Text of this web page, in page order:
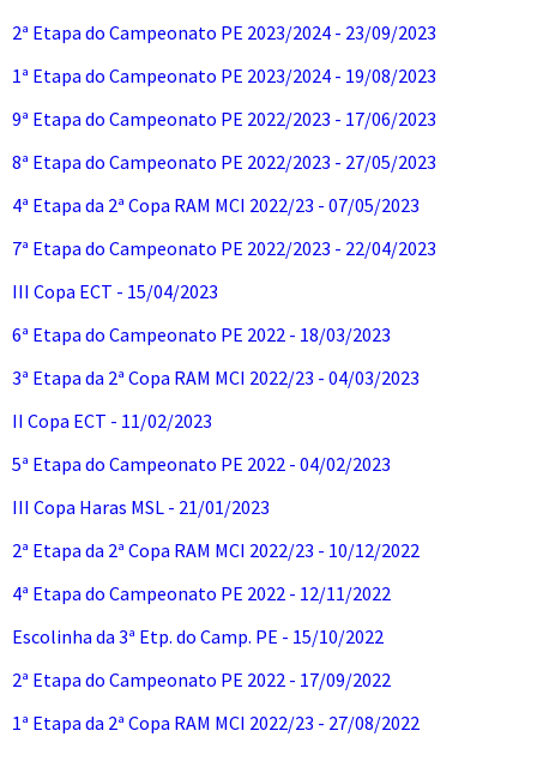
2ª Etapa do Campeonato PE 2023/2024 - 23/09/2023
1ª Etapa do Campeonato PE 2023/2024 - 19/08/2023
9ª Etapa do Campeonato PE 2022/2023 - 17/06/2023
8ª Etapa do Campeonato PE 2022/2023 - 27/05/2023
4ª Etapa da 2ª Copa RAM MCI 2022/23 - 07/05/2023
7ª Etapa do Campeonato PE 2022/2023 - 22/04/2023
III Copa ECT - 15/04/2023
6ª Etapa do Campeonato PE 2022 - 18/03/2023
3ª Etapa da 2ª Copa RAM MCI 2022/23 - 04/03/2023
II Copa ECT - 11/02/2023
5ª Etapa do Campeonato PE 2022 - 04/02/2023
III Copa Haras MSL - 21/01/2023
2ª Etapa da 2ª Copa RAM MCI 2022/23 - 10/12/2022
4ª Etapa do Campeonato PE 2022 - 12/11/2022
Escolinha da 3ª Etp. do Camp. PE - 15/10/2022
2ª Etapa do Campeonato PE 2022 - 17/09/2022
1ª Etapa da 2ª Copa RAM MCI 2022/23 - 27/08/2022